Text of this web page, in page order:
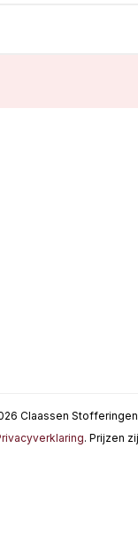
Claassen
. Prijzen